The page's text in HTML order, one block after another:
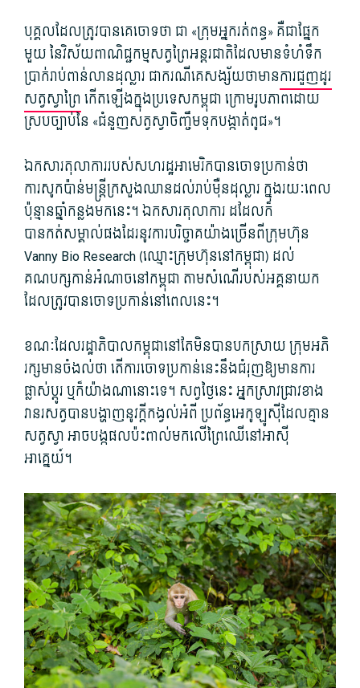
បុគ្គលដែលត្រូវបានគេចោទថា ជា «ក្រុមអ្នករត់ពន្ធ» គឺជាផ្នែក
មួយ នៃវិស័យពាណិជ្ជកម្មសត្វព្រៃអន្តរជាតិដែលមានទំហំទឹក
ប្រាក់រាប់ពាន់លានដុល្លារ ជាករណីគេសង្ស័យថាមានការជួញដូរ
សត្វស្វាព្រៃ កើតឡើងក្នុងប្រទេសកម្ពុជា ក្រោមរូបភាពដោយ
ស្របច្បាប់នៃ «ជំនួញសត្វស្វាចិញ្ចឹមទុកបង្កាត់ពូជ»។
ឯកសារតុលាការរបស់សហរដ្ឋអាមេរិកបានចោទប្រកាន់ថា
ការសូកប៉ាន់មន្រ្តីក្រសួងឈានដល់រាប់ម៉ឺនដុល្លារ​​ ក្នុងរយៈពេល
ប៉ុន្មានឆ្នាំកន្លងមកនេះ។ ឯកសារតុលាការ ដដែលក៏
បានកត់សម្គាល់ផងដែរនូវការបរិច្ចាគយ៉ាងច្រើនពីក្រុមហ៊ុន
Vanny Bio Research (ឈ្មោះក្រុមហ៊ុននៅកម្ពុជា) ដល់
គណបក្សកាន់អំណាចនៅកម្ពុជា តាមសំណើរបស់អគ្គនាយក
ដែលត្រូវបានចោទប្រកាន់នៅពេលនេះ។
ខណៈដែលរដ្ឋាភិបាលកម្ពុជានៅតែមិនបានបកស្រាយ ក្រុមអភិ
រក្សមានចំងល់ថា តើការចោទប្រកាន់នេះនឹងជំរុញឱ្យមានការ
ផ្លាស់ប្តូរ ឬក៏យ៉ាងណានោះទេ។ សព្វ​ថ្ងៃ​នេះ អ្នក​ស្រាវជ្រាវ​ខាង​
វានរសត្វបានបង្ហាញនូវក្តីកង្វល់អំពី ប្រព័ន្ធ​អេកូឡូស៊ី​ដែល​គ្មាន​
សត្វ​ស្វា អាច​បង្កផលប៉ះពាល់​មក​លើ​ព្រៃឈើ​នៅ​អាស៊ី
អាគ្នេយ៍។